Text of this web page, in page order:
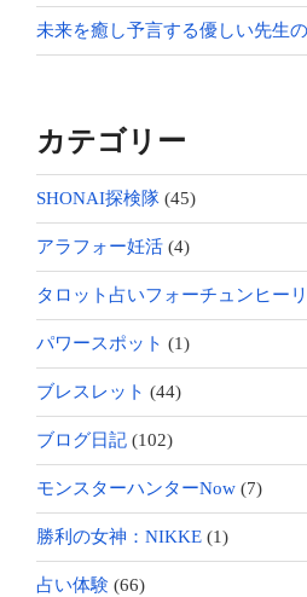
未来を癒し予言する優しい先生
カテゴリー
SHONAI探検隊 (45)
アラフォー妊活 (4)
タロット占いフォーチュンヒー
パワースポット (1)
ブレスレット (44)
ブログ日記 (102)
モンスターハンターNow (7)
勝利の女神：NIKKE (1)
占い体験 (66)